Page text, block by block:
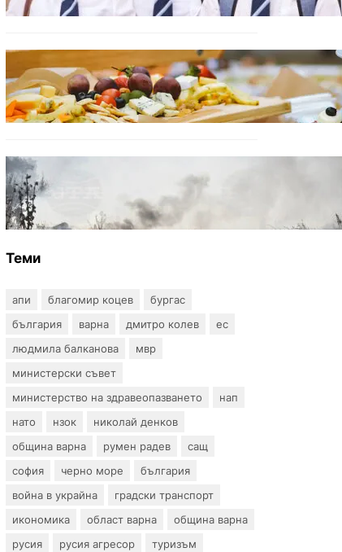
От август се променят
осигурителните вноски за
седем икономически
дейности
Пожарите в България не
спират: 141 огнища за
последното денонощие
Теми
апи благомир коцев
бургас
българия
варна дмитро колев
ес
людмила балканова
мвр
министерски съвет
министерство на здравеопазването
нап
нато
нзок
николай денков
община варна
румен радев
сащ
софия
черно море
българия
война в украйна
градски транспорт
икономика
област варна
община варна
русия
русия агресор
туризъм